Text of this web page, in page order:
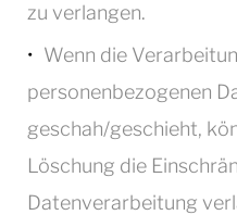
zu verlangen.
Wenn die
personenbezogenen
geschah/geschieht,
Löschung die
Datenverarbeitung